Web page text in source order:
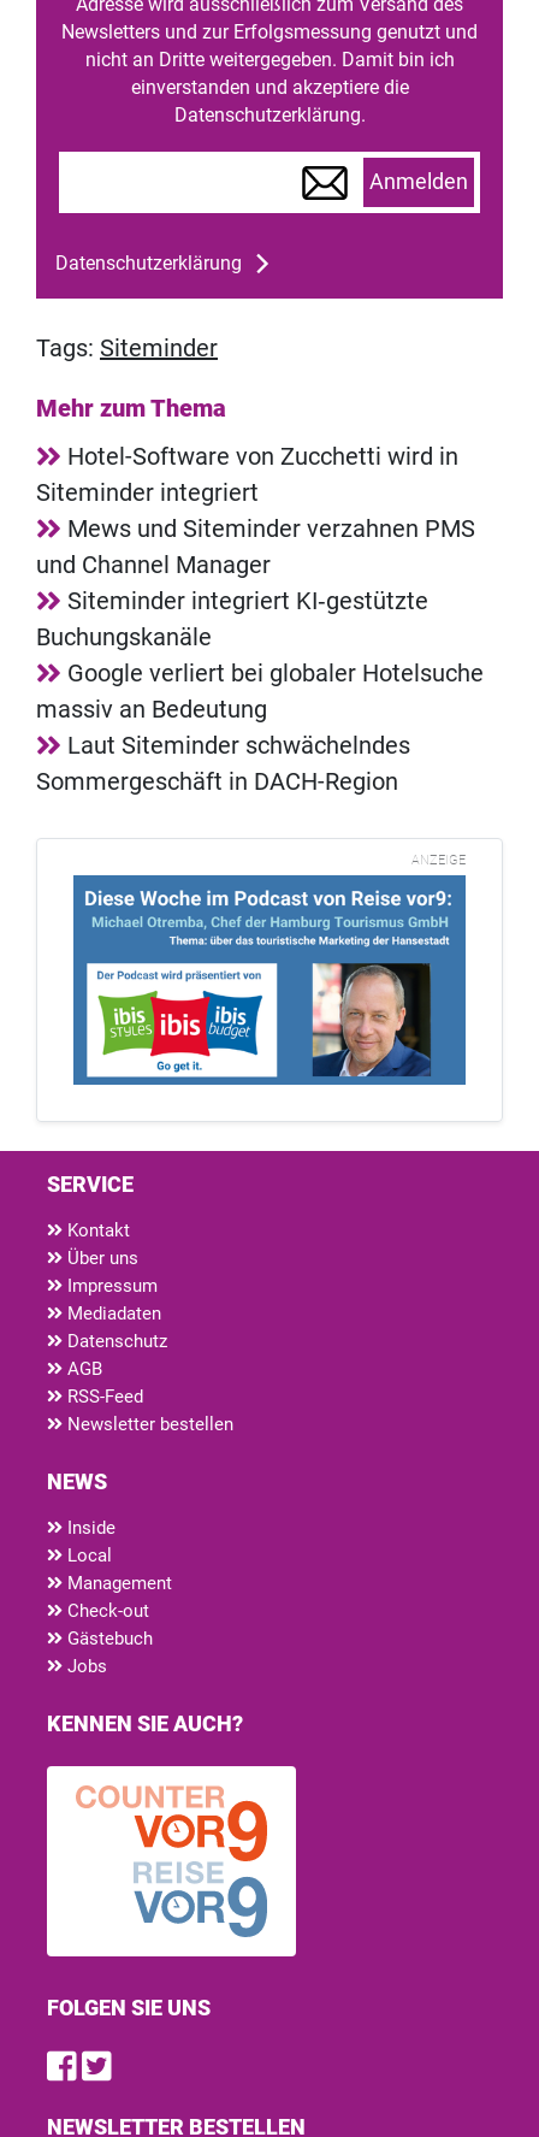
Newsletters und zur Erfolgsmessung genutzt und
nicht an Dritte weitergegeben. Damit bin ich
einverstanden und akzeptiere die
Datenschutzerklärung.
Anmelden
Datenschutzerklärung
Tags: Siteminder
Mehr zum Thema
Hotel-Software von Zucchetti wird in
Siteminder integriert
Mews und Siteminder verzahnen PMS
und Channel Manager
Siteminder integriert KI‑gestützte
Buchungskanäle
Google verliert bei globaler Hotelsuche
massiv an Bedeutung
Laut Siteminder schwächelndes
Sommergeschäft in DACH-Region
ANZEIGE
SERVICE
Kontakt
Über uns
Impressum
Mediadaten
Datenschutz
AGB
RSS-Feed
Newsletter bestellen
NEWS
Inside
Local
Management
Check-out
Gästebuch
Jobs
KENNEN SIE AUCH?
FOLGEN SIE UNS
Find us on Facebook
Follow us on Twitter
NEWSLETTER BESTELLEN